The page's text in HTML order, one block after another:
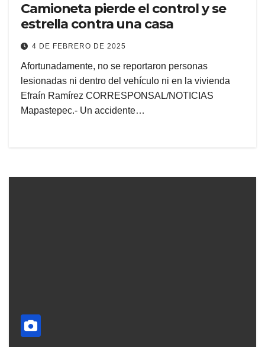
Camioneta pierde el control y se
estrella contra una casa
4 DE FEBRERO DE 2025
Afortunadamente, no se reportaron personas
lesionadas ni dentro del vehículo ni en la vivienda
Efraín Ramírez CORRESPONSAL/NOTICIAS
Mapastepec.- Un accidente…